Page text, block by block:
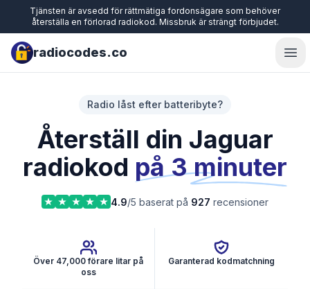
Tjänsten är avsedd för rättmätiga fordonsägare som behöver
återställa en förlorad radiokod. Missbruk är strängt förbjudet.
radiocodes.co
Radio låst efter batteribyte?
Återställ din Jaguar
radiokod på 3 minuter
4.9/5 baserat på 927 recensioner
Över 47,000 förare litar på
oss
Garanterad kodmatchning